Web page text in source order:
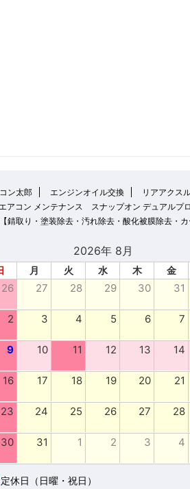
ン太郎 エンジンオイル交換 リアアクス
アコン メンテナンス スナップオン デュアルプ
錆取り・塗装除去・汚れ除去・酸化被膜除去・カ
2026年 8月
月 火 水 木 金
26 27 28 29 30 31
2 3 4 5 6 7
9 10 11 12 13 14
16 17 18 19 20 21
23 24 25 26 27 28
30 31 1 2 3 4
定休日（日曜・祝日）